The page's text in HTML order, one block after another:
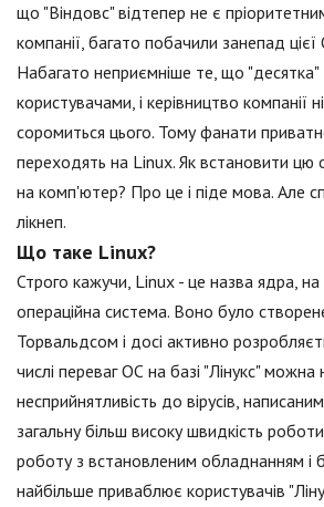
що "Віндовс" відтепер не є
компанії, багато побачили занепад
Набагато неприємніше те, що "десятка"
користувачами, і керівництво компанії
соромиться цього. Тому фанати
переходять на Linux. Як встановити цю
на комп'ютер? Про це і піде мова. Але
лікнеп.
Що таке Linux?
Строго кажучи, Linux - це назва ядра,
операційна система. Воно було
Торвальдсом і досі активно
числі переваг ОС на базі "Лінукс" можна
несприйнятливість до вірусів,
загальну більш високу швидкість
роботу з встановленим обладнанням і
найбільше приваблює користувачів